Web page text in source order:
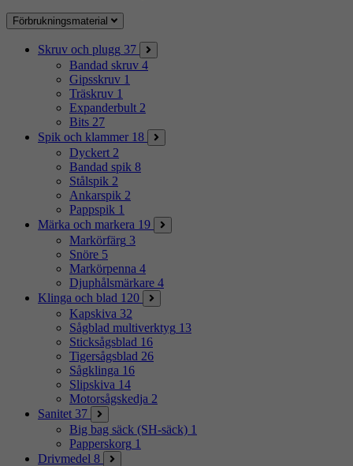
Förbrukningsmaterial
Skruv och plugg 37
Bandad skruv 4
Gipsskruv 1
Träskruv 1
Expanderbult 2
Bits 27
Spik och klammer 18
Dyckert 2
Bandad spik 8
Stålspik 2
Ankarspik 2
Pappspik 1
Märka och markera 19
Markörfärg 3
Snöre 5
Markörpenna 4
Djuphålsmärkare 4
Klinga och blad 120
Kapskiva 32
Sågblad multiverktyg 13
Sticksågsblad 16
Tigersågsblad 26
Sågklinga 16
Slipskiva 14
Motorsågskedja 2
Sanitet 37
Big bag säck (SH-säck) 1
Papperskorg 1
Drivmedel 8